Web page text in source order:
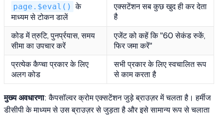
page.$eval() के
माध्यम से टोकन डालें
एक्सटेंशन सब कुछ खुद ही कर देता
है
कोड में त्रुटि, पुनर्प्रयास, समय
सीमा का उपचार करें
एजेंट को कहें कि "60 सेकंड रुकें,
फिर जमा करें"
प्रत्येक कैप्चा प्रकार के लिए
अलग कोड
सभी प्रकार के लिए स्वचालित रूप
से काम करता है
मुख्य अवधारणा: कैपसॉल्वर क्रोम एक्सटेंशन जुड़े ब्राउज़र में चलता है। हर्मीज
डीसीपी के माध्यम से उस ब्राउज़र से जुड़ता है और इसे सामान्य रूप से चलाता